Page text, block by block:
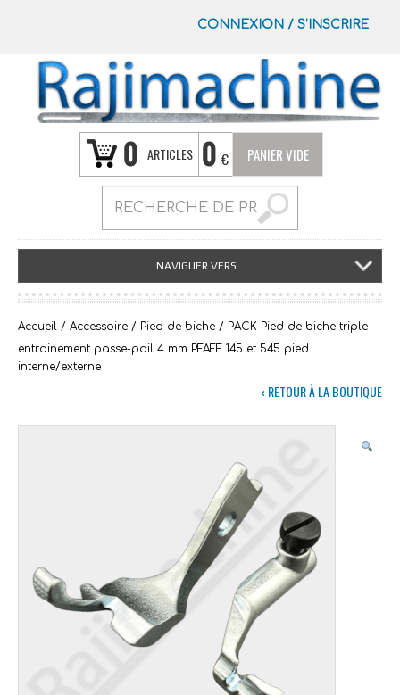
CONNEXION / S’INSCRIRE
0 ARTICLES 0 € PANIER VIDE
NAVIGUER VERS...
Accueil / Accessoire / Pied de biche / PACK Pied de biche triple
entrainement passe-poil 4 mm PFAFF 145 et 545 pied
interne/externe
‹ RETOUR À LA BOUTIQUE